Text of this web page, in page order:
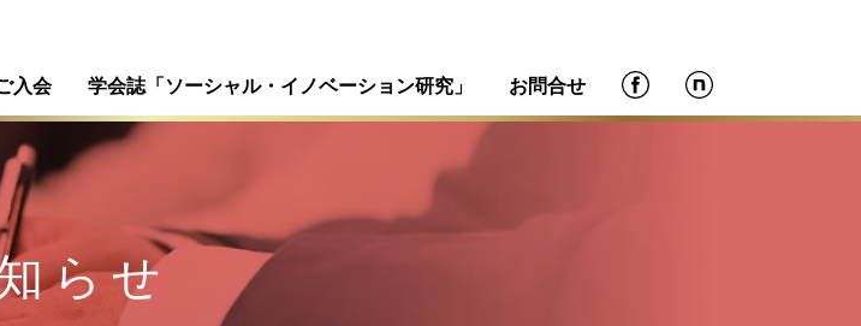
入会 学会誌「ソーシャル・イノベーション研究」 お問合せ
らせ